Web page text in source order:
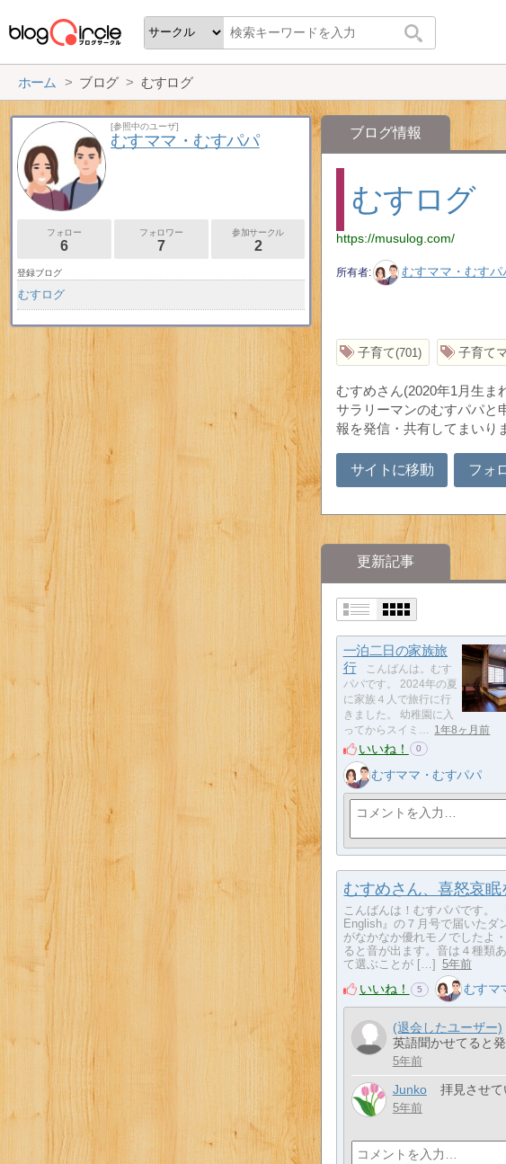
ホーム ブログ むすログ
ブログ情報
むすログ
https://musulog.com/
所有者 むすママ・むすパ
子育て 701 子育て
むすめさん(2020年1月生ま
サラリーマンのむすパパと
報を発信・共有してまいり
サイトに移動 フォ
更新記事
一泊二日の家族旅
行
こんばんは。むす
パパです。 2024年の夏
に家族４人で旅行に行
きました。 幼稚園に入
ってからスイミ… 1年8ヶ月前
いいね！ 0
むすママ・むすパパ
むすめさん、喜怒哀眠
こんばんは！むすパパです。
English』の７月号で届いたダ
がなかなか優れモノでしたよ
ると音が出ます。音は４種類
て選ぶことが […] 5年前
いいね！ 5 むすマ
(退会したユーザー)
英語聞かせてると
5年前
Junko 拝見させて
5年前
[参照中のユーザ]
むすママ・むすパパ
フォロー
6
フォロワー
7
参加サークル
2
登録ブログ
むすログ